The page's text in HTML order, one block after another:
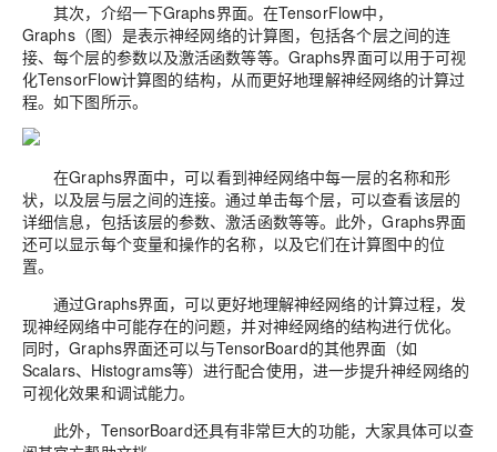
其次，介绍一下Graphs界面。在TensorFlow中，
Graphs（图）是表示神经网络的计算图，包括各个层之间的连
接、每个层的参数以及激活函数等等。 Graphs界面可以用于可视
化TensorFlow计算图的结构，从而更好地理解神经网络的计算过
程。如下图所示。
在Graphs界面中，可以看到神经网络中每一层的名称和形
状，以及层与层之间的连接。通过单击每个层，可以查看该层的
详细信息，包括该层的参数、激活函数等等。此外，Graphs界面
还可以显示每个变量和操作的名称，以及它们在计算图中的位
置。
通过Graphs界面，可以更好地理解神经网络的计算过程，发
现神经网络中可能存在的问题，并对神经网络的结构进行优化。
同时，Graphs界面还可以与TensorBoard的其他界面（如
Scalars、 Histograms等）进行配合使用，进一步提升神经网络的
可视化效果和调试能力。
此外， TensorBoard还具有非常巨大的功能，大家具体可以查